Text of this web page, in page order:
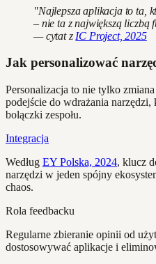
"Najlepsza aplikacja to ta,
– nie ta z największą liczbą
— cytat z IC Project, 2025
Jak personalizować
Personalizacja to nie tylko
podejście do wdrażania
bolączki zespołu.
Integracja
Według EY Polska, 2024, klucz
narzędzi w jeden spójny
chaos.
Rola feedbacku
Regularne zbieranie opinii od
dostosowywać aplikacje i